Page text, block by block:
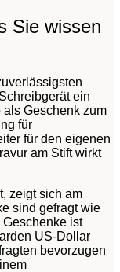
Sie wissen
ein
Geschenk zum
für
für den eigenen
am Stift wirkt
zeigt sich am
sind gefragt wie
ist
US-Dollar
bevorzugen